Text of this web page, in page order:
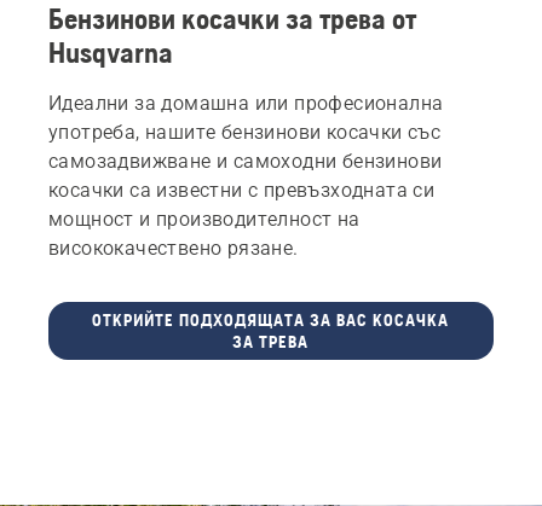
Бензинови косачки за трева от
Husqvarna
Идеални за домашна или професионална
употреба, нашите бензинови косачки със
самозадвижване и самоходни бензинови
косачки са известни с превъзходната си
мощност и производителност на
висококачествено рязане.
ОТКРИЙТЕ ПОДХОДЯЩАТА ЗА ВАС КОСАЧКА
ЗА ТРЕВА